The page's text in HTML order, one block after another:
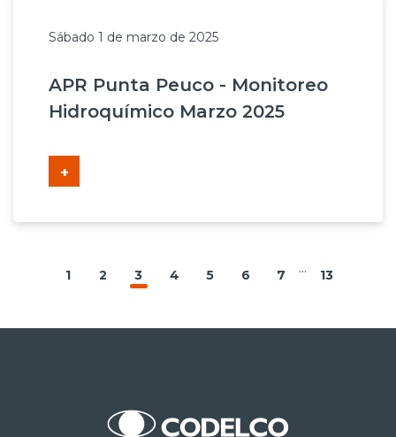
Sábado 1 de marzo de 2025
APR Punta Peuco - Monitoreo
Hidroquímico Marzo 2025
+
1 2 3 4 5 6 7 ... 13